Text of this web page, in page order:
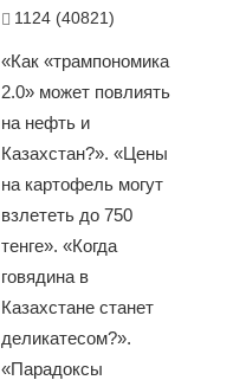
1124 (40821)
«Как «трампономика
2.0» может повлиять
на нефть и
Казахстан?». «Цены
на картофель могут
взлететь до 750
тенге». «Когда
говядина в
Казахстане станет
деликатесом?».
«Парадоксы